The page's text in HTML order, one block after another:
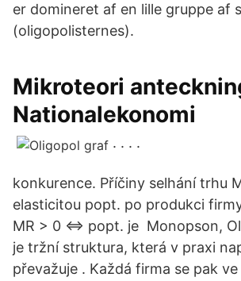
er domineret af en lille gruppe af
(oligopolisternes).
Mikroteori
Nationalekonomi
. . . .
konkurence. Příčiny selhání trhu
elasticitou popt. po produkci
MR > 0 <=> popt. je Monopson,
je tržní struktura, která v praxi
převažuje . Každá firma se pak